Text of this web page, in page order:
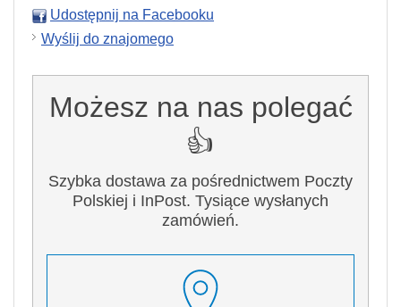
Udostępnij na Facebooku
Wyślij do znajomego
Możesz na nas polegać
👍
Szybka dostawa za pośrednictwem Poczty
Polskiej i InPost. Tysiące wysłanych
zamówień.